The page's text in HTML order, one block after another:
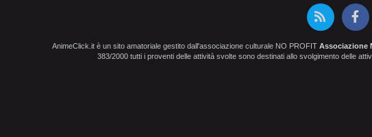
AnimeClick.it è un sito amatoriale gestito dall'associazione culturale NO PROFIT Associazione
383/2000 tutti i proventi delle attività svolte sono destinati allo svolgimento delle